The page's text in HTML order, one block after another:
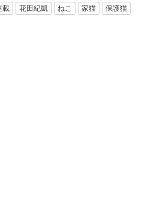
載 花田紀凱 ねこ 家猫
保護猫